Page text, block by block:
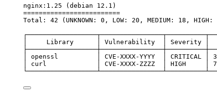
nginx:1.25 (debian 12.1)
=========================
Total: 42 (UNKNOWN: 0, LOW: 20, MEDIUM: 18,
│     Library      │ Vulnerability  │ Severity │
│ openssl          │ CVE-XXXX-YYYY  │
│ curl             │ CVE-XXXX-ZZZZ  │ HIGH     │